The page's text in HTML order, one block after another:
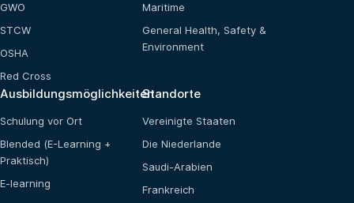
GWO
STCW
OSHA
Red Cross
Maritime
General Health, Safety &
Environment
Ausbildungsmöglichkeiten
Schulung vor Ort
Blended (E-Learning +
Praktisch)
E-learning
Standorte
Vereinigte Staaten
Die Niederlande
Saudi-Arabien
Frankreich